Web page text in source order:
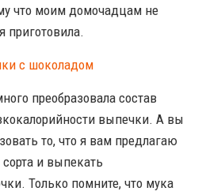
что моим домочадцам не
приготовила.
преобразовала состав
выпечки. А вы
то, что я вам предлагаю
и выпекать
Только помните, что мука